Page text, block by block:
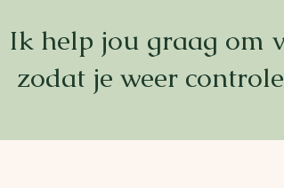
Ik help jou graag om
zodat je weer